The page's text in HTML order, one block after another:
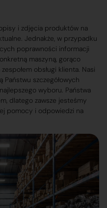
i zdjęcia produktów na
Jednakże, w przypadku
poprawności informacji
maszyną, gorąco
obsługi klienta. Nasi
szczegółowych
wyboru. Państwa
dlatego zawsze jesteśmy
pomocy i odpowiedzi na